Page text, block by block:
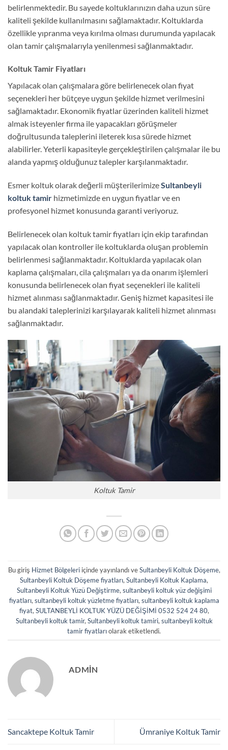
belirlenmektedir. Bu sayede koltuklarınızın daha uzun süre
kaliteli şekilde kullanılmasını sağlamaktadır. Koltuklarda
özellikle yıpranma veya kırılma olması durumunda yapılacak
olan tamir çalışmalarıyla yenilenmesi sağlanmaktadır.
Koltuk Tamir Fiyatları
Yapılacak olan çalışmalara göre belirlenecek olan fiyat
seçenekleri her bütçeye uygun şekilde hizmet verilmesini
sağlamaktadır. Ekonomik fiyatlar üzerinden kaliteli hizmet
almak isteyenler firma ile yapacakları görüşmeler
doğrultusunda taleplerini ileterek kısa sürede hizmet
alabilirler. Yeterli kapasiteyle gerçekleştirilen çalışmalar ile bu
alanda yapmış olduğunuz talepler karşılanmaktadır.
Esmer koltuk olarak değerli müşterilerimizeSultanbeyli
koltuk tamir hizmetimizde en uygun fiyatlar ve en
profesyonel hizmet konusunda garanti veriyoruz.
Belirlenecek olan koltuk tamir fiyatları için ekip tarafından
yapılacak olan kontroller ile koltuklarda oluşan problemin
belirlenmesi sağlanmaktadır. Koltuklarda yapılacak olan
kaplama çalışmaları, cila çalışmaları ya da onarım işlemleri
konusunda belirlenecek olan fiyat seçenekleri ile kaliteli
hizmet alınması sağlanmaktadır. Geniş hizmet kapasitesi ile
bu alandaki taleplerinizi karşılayarak kaliteli hizmet alınması
sağlanmaktadır.
Koltuk Tamir
Bu giriş Hizmet Bölgeleriiçinde yayınlandı veSultanbeyli Koltuk Döşeme,
Sultanbeyli Koltuk Döşeme fiyatları, Sultanbeyli Koltuk Kaplama,
Sultanbeyli Koltuk Yüzü Değiştirme, sultanbeyli koltuk yüz değişimi
fiyatları, sultanbeyli koltuk yüzletme fiyatları, sultanbeyli koltuk kaplama
fiyat, SULTANBEYLİ KOLTUK YÜZÜ DEĞİŞİMİ 0532 524 24 80,
Sultanbeyli koltuk tamir, Sultanbeyli koltuk tamiri, sultanbeyli koltuk
tamir fiyatlarıolarak etiketlendi.
ADMIN
Sancaktepe Koltuk Tamir Ümraniye Koltuk Tamir